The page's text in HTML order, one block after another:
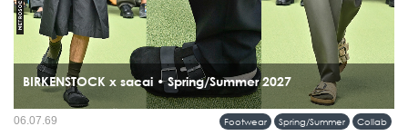
BIRKENSTOCK x sacai • Spring/Summer 2027
เปิดตัวความร่วมมือครั้งแรกบนรันเวย์ sacai Men’s Spring & Summer 2027
Collection กับคอลเลคชั่นที่นำรองเท้าระดับไอคอนของ BIRKENSTOCK มารื้อสร้าง
Footwear Spring/Summer Collab
06.07.69